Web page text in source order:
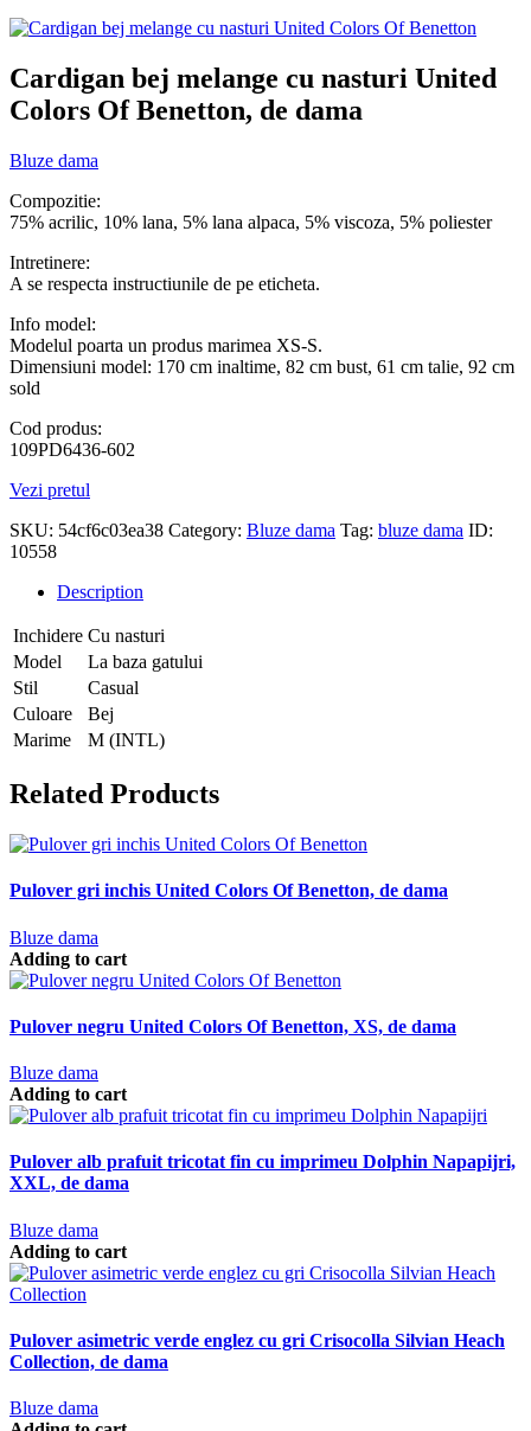
Cardigan bej melange cu nasturi United
Colors Of Benetton, de dama
Bluze dama
Compozitie:
75% acrilic, 10% lana, 5% lana alpaca, 5% viscoza, 5% poliester
Intretinere:
A se respecta instructiunile de pe eticheta.
Info model:
Modelul poarta un produs marimea XS-S.
Dimensiuni model: 170 cm inaltime, 82 cm bust, 61 cm talie, 92 cm
sold
Cod produs:
109PD6436-602
Vezi pretul
SKU: 54cf6c03ea38 Category: Bluze dama Tag: bluze dama ID:
10558
Description
Inchidere Cu nasturi
Model
La baza gatului
Stil
Casual
Culoare
Bej
Marime
M (INTL)
Related Products
Pulover gri inchis United Colors Of Benetton, de dama
Bluze dama
Adding to cart
Pulover negru United Colors Of Benetton, XS, de dama
Bluze dama
Adding to cart
Pulover alb prafuit tricotat fin cu imprimeu Dolphin Napapijri,
XXL, de dama
Bluze dama
Adding to cart
Pulover asimetric verde englez cu gri Crisocolla Silvian Heach
Collection, de dama
Bluze dama